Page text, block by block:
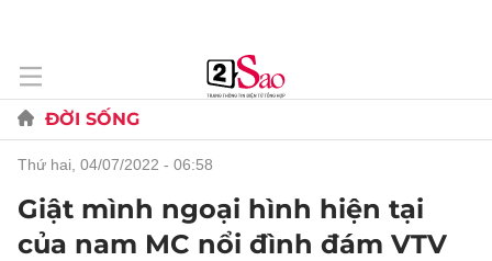
ĐỜI SỐNG
thứ hai, 04/07/2022 - 06:58
Giật mình ngoại hình hiện tại
của nam MC nổi đình đám VTV